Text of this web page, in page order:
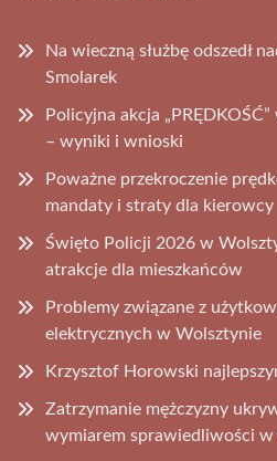
Na wieczną służbę odszedł
Smolarek
Policyjna akcja
– wyniki i wnioski
Poważne przekroczenie
mandaty i straty dla kierowcy
Święto Policji 2026 w
atrakcje dla mieszkańców
Problemy związane z
elektrycznych w Wolsztynie
Krzysztof Horowski
Zatrzymanie mężczyzny
wymiarem sprawiedliwości